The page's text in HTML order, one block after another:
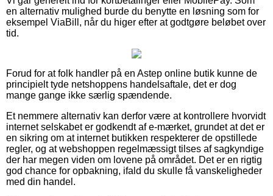
en alternativ mulighed burde du benytte en løsning som for
eksempel ViaBill, når du higer efter at godtgøre beløbet over
tid.
Forud for at folk handler på en Astep online butik kunne de
principielt tyde netshoppens handelsaftale, det er dog
mange gange ikke særlig spændende.
Et nemmere alternativ kan derfor være at kontrollere hvorvidt
internet selskabet er godkendt af e-mærket, grundet at det er
en sikring om at internet butikken respekterer de opstillede
regler, og at webshoppen regelmæssigt tilses af sagkyndige
der har megen viden om lovene på området. Det er en rigtig
god chance for opbakning, ifald du skulle få vanskeligheder
med din handel.